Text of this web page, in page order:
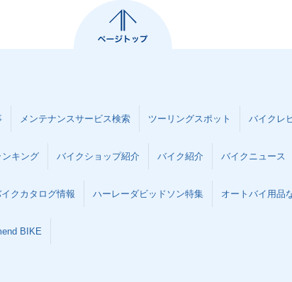
メンテナンスサービス検索 ツーリングスポット バイクレ
ンキング バイクショップ紹介 バイク紹介 バイクニュース
クカタログ情報 ハーレーダビッドソン特集 オートバイ用品
BIKE